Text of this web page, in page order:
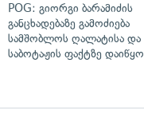
POG: გიორგი ბარამიძის
განცხადებაზე გამოძიება
სამშობლოს ღალატისა და
საბოტაჟის ფაქტზე დაიწყო